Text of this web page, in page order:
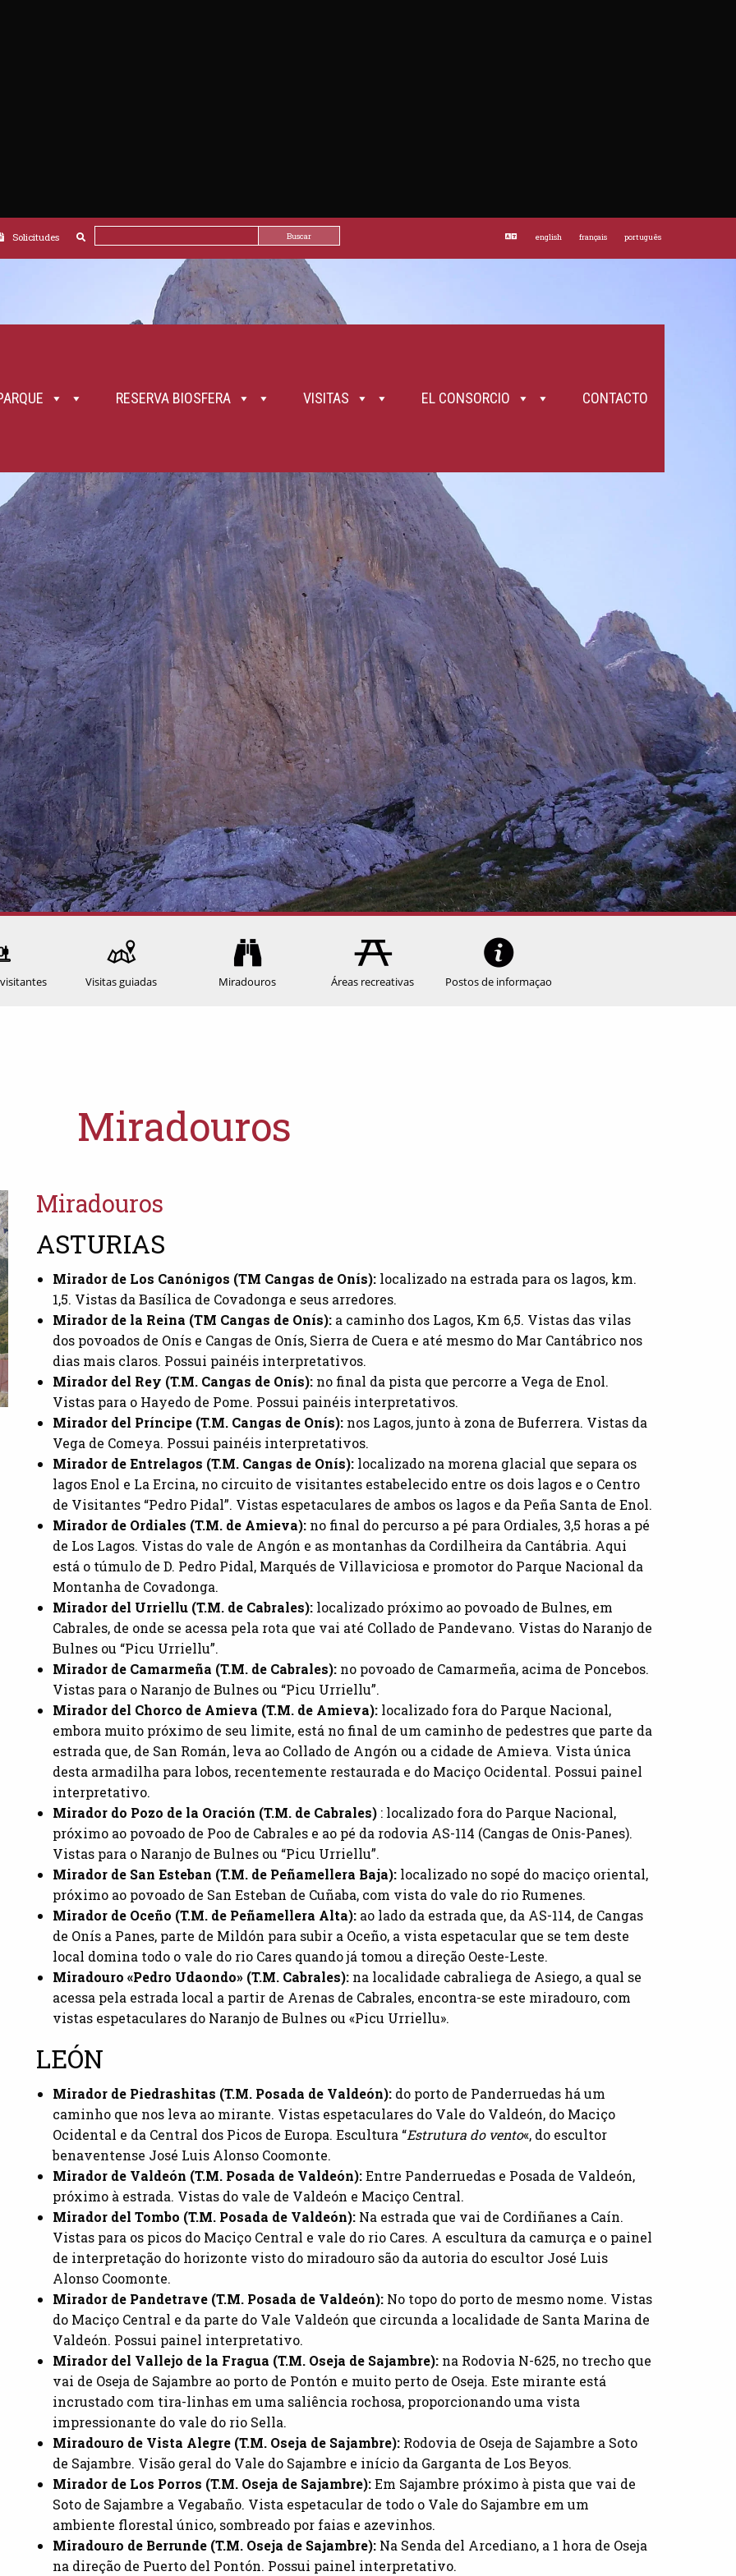
Solicitudes Buscar english français português
RESERVA BIOSFERA VISITAS EL CONSORCIO CONTACTO
Visitas guiadas Miradouros Áreas recreativas Postos de informaçao
Miradouros
Miradouros
ASTURIAS
Mirador de Los Canónigos (TM Cangas de Onís): localizado na estrada para os lagos, km.
1,5. Vistas da Basílica de Covadonga e seus arredores.
Mirador de la Reina (TM Cangas de Onís): a caminho dos Lagos, Km 6,5. Vistas das vilas
dos povoados de Onís e Cangas de Onís, Sierra de Cuera e até mesmo do Mar Cantábrico nos
dias mais claros. Possui painéis interpretativos.
Mirador del Rey (T.M. Cangas de Onís): no final da pista que percorre a Vega de Enol.
Vistas para o Hayedo de Pome. Possui painéis interpretativos.
Mirador del Príncipe (T.M. Cangas de Onís): nos Lagos, junto à zona de Buferrera. Vistas da
Vega de Comeya. Possui painéis interpretativos.
Mirador de Entrelagos (T.M. Cangas de Onís): localizado na morena glacial que separa os
lagos Enol e La Ercina, no circuito de visitantes estabelecido entre os dois lagos e o Centro
de Visitantes “Pedro Pidal”. Vistas espetaculares de ambos os lagos e da Peña Santa de Enol.
Mirador de Ordiales (T.M. de Amieva): no final do percurso a pé para Ordiales, 3,5 horas a pé
de Los Lagos. Vistas do vale de Angón e as montanhas da Cordilheira da Cantábria. Aqui
está o túmulo de D. Pedro Pidal, Marqués de Villaviciosa e promotor do Parque Nacional da
Montanha de Covadonga.
Mirador del Urriellu (T.M. de Cabrales): localizado próximo ao povoado de Bulnes, em
Cabrales, de onde se acessa pela rota que vai até Collado de Pandevano. Vistas do Naranjo de
Bulnes ou “Picu Urriellu”.
Mirador de Camarmeña (T.M. de Cabrales): no povoado de Camarmeña, acima de Poncebos.
Vistas para o Naranjo de Bulnes ou “Picu Urriellu”.
Mirador del Chorco de Amieva (T.M. de Amieva): localizado fora do Parque Nacional,
embora muito próximo de seu limite, está no final de um caminho de pedestres que parte da
estrada que, de San Román, leva ao Collado de Angón ou a cidade de Amieva. Vista única
desta armadilha para lobos, recentemente restaurada e do Maciço Ocidental. Possui painel
interpretativo.
Mirador do Pozo de la Oración (T.M. de Cabrales) : localizado fora do Parque Nacional,
próximo ao povoado de Poo de Cabrales e ao pé da rodovia AS-114 (Cangas de Onis-Panes).
Vistas para o Naranjo de Bulnes ou “Picu Urriellu”.
Mirador de San Esteban (T.M. de Peñamellera Baja): localizado no sopé do maciço oriental,
próximo ao povoado de San Esteban de Cuñaba, com vista do vale do rio Rumenes.
Mirador de Oceño (T.M. de Peñamellera Alta): ao lado da estrada que, da AS-114, de Cangas
de Onís a Panes, parte de Mildón para subir a Oceño, a vista espetacular que se tem deste
local domina todo o vale do rio Cares quando já tomou a direção Oeste-Leste.
Miradouro «Pedro Udaondo» (T.M. Cabrales): na localidade cabraliega de Asiego, a qual se
acessa pela estrada local a partir de Arenas de Cabrales, encontra-se este miradouro, com
vistas espetaculares do Naranjo de Bulnes ou «Picu Urriellu».
LEÓN
Mirador de Piedrashitas (T.M. Posada de Valdeón): do porto de Panderruedas há um
caminho que nos leva ao mirante. Vistas espetaculares do Vale do Valdeón, do Maciço
Ocidental e da Central dos Picos de Europa. Escultura “Estrutura do vento«, do escultor
benaventense José Luis Alonso Coomonte.
Mirador de Valdeón (T.M. Posada de Valdeón):Entre Panderruedas e Posada de Valdeón,
próximo à estrada. Vistas do vale de Valdeón e Maciço Central.
Mirador del Tombo (T.M. Posada de Valdeón): Na estrada que vai de Cordiñanes a Caín.
Vistas para os picos do Maciço Central e vale do rio Cares. A escultura da camurça e o painel
de interpretação do horizonte visto do miradouro são da autoria do escultor José Luis
Alonso Coomonte.
Mirador de Pandetrave (T.M. Posada de Valdeón): No topo do porto de mesmo nome. Vistas
do Maciço Central e da parte do Vale Valdeón que circunda a localidade de Santa Marina de
Valdeón. Possui painel interpretativo.
Mirador del Vallejo de la Fragua (T.M. Oseja de Sajambre): na Rodovia N-625, no trecho que
vai de Oseja de Sajambre ao porto de Pontón e muito perto de Oseja. Este mirante está
incrustado com tira-linhas em uma saliência rochosa, proporcionando uma vista
impressionante do vale do rio Sella.
Miradouro de Vista Alegre (T.M. Oseja de Sajambre): Rodovia de Oseja de Sajambre a Soto
de Sajambre. Visão geral do Vale do Sajambre e início da Garganta de Los Beyos.
Mirador de Los Porros (T.M. Oseja de Sajambre):Em Sajambre próximo à pista que vai de
Soto de Sajambre a Vegabaño. Vista espetacular de todo o Vale do Sajambre em um
ambiente florestal único, sombreado por faias e azevinhos.
Miradouro de Berrunde (T.M. Oseja de Sajambre): Na Senda del Arcediano, a 1 hora de Oseja
na direção de Puerto del Pontón. Possui painel interpretativo.